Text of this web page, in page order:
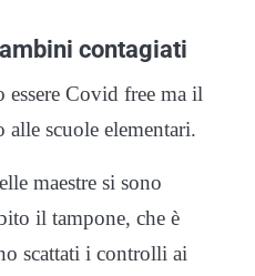
contagiati
Covid free ma il
scuole elementari.
maestre si sono
il tampone, che è
scattati i controlli ai